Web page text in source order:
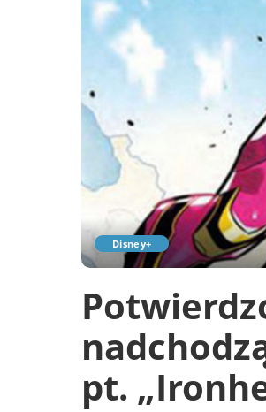
Disney+
pt.